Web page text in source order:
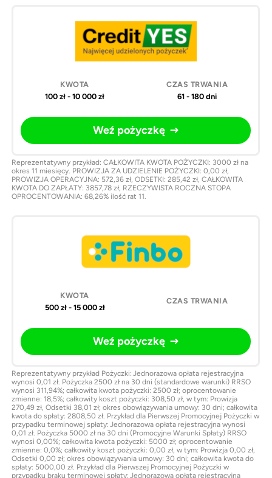
100 zł - 10 000 zł 61 - 180 dni
Weź pożyczkę
Reprezentatywny przykład: CAŁKOWITA KWOTA POŻYCZKI: 3000 zł na
okres 11 miesięcy. PROWIZJA ZA UDZIELENIE POŻYCZKI: 0,00 zł,
PROWIZJA OPERACYJNA: 572,36 zł, ODSETKI: 285,42 zł, CAŁKOWITA
KWOTA DO ZAPŁATY: 3857,78 zł, RZECZYWISTA ROCZNA STOPA
OPROCENTOWANIA: 68,26% ilość rat 11.
500 zł - 15 000 zł
Weź pożyczkę
Reprezentatywny przykład Pożyczki: Jednorazowa opłata rejestracyjna
wynosi 0,01 zł. Pożyczka 2500 zł na 30 dni (standardowe warunki) RRSO
wynosi 311,94%; całkowita kwota pożyczki: 2500 zł; oprocentowanie
zmienne: 18,5%; całkowity koszt pożyczki: 308,50 zł, w tym: Prowizja
270,49 zł, Odsetki 38,01 zł; okres obowiązywania umowy: 30 dni; całkowita
kwota do spłaty: 2808,50 zł. Przykład dla Pierwszej Promocyjnej Pożyczki w
przypadku terminowej spłaty: Jednorazowa opłata rejestracyjna wynosi
0,01 zł. Pożyczka 5000 zł na 30 dni (Promocyjne Warunki Spłaty) RRSO
wynosi 0,00%; całkowita kwota pożyczki: 5000 zł; oprocentowanie
zmienne: 0,0%; całkowity koszt pożyczki: 0,00 zł, w tym: Prowizja 0,00 zł,
Odsetki 0,00 zł; okres obowiązywania umowy: 30 dni; całkowita kwota do
spłaty: 5000,00 zł. Przykład dla Pierwszej Promocyjnej Pożyczki w
przypadku braku terminowej spłaty: Jednorazowa opłata rejestracyjna